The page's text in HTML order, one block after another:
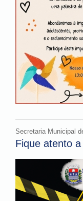
Secretaria Municipal
Fique atento